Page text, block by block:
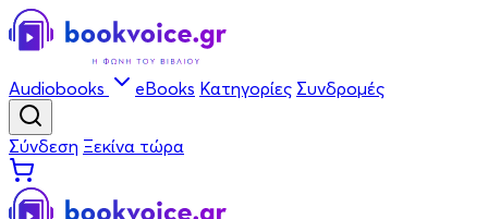
Audiobooks eBooks Κατηγορίες Συνδρομές
Σύνδεση Ξεκίνα τώρα